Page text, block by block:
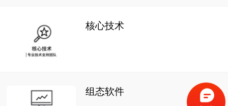
核心技术
组态软件